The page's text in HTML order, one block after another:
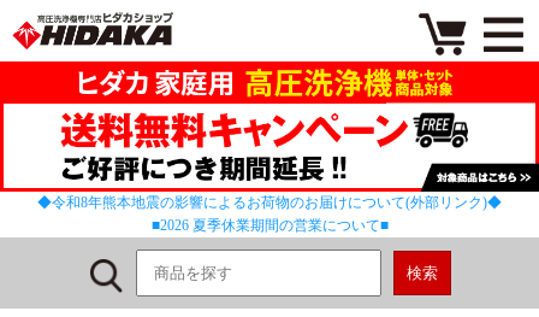
◆令和8年熊本地震の影響によるお荷物のお届けについて(外部リンク)◆
■2026 夏季休業期間の営業について■